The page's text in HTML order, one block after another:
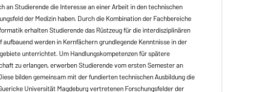
an Studierende die Interesse an einer Arbeit in den technischen
der Medizin haben. Durch die Kombination der Fachbereiche
erhalten Studierende das Rüstzeug für die interdisziplinären
werden in Kernfächern grundlegende Kenntnisse in der
unterrichtet. Um Handlungskompetenzen für spätere
zu erlangen, erwerben Studierende vom ersten Semester an
bilden gemeinsam mit der fundierten technischen Ausbildung die
Universität Magdeburg vertretenen Forschungsfelder der